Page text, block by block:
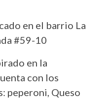
en el barrio La
#59-10
en la
con los
peperoni, Queso